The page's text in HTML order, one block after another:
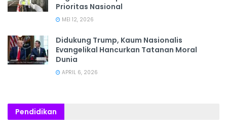
Prioritas Nasional
MEI 12, 2026
Didukung Trump, Kaum Nasionalis
Evangelikal Hancurkan Tatanan Moral
Dunia
APRIL 6, 2026
Pendidikan